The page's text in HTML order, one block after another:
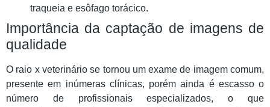
traqueia e esôfago torácico.
Importância da captação de imagens de
qualidade
O raio x veterinário se tornou um exame de imagem comum,
presente em inúmeras clínicas, porém ainda é escasso o
número de profissionais especializados, o que